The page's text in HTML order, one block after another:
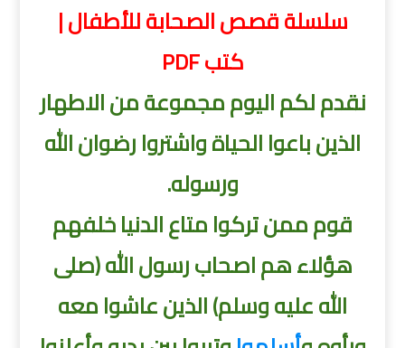
سلسلة قصص الصحابة للأطفال |
كتب PDF
نقدم لكم اليوم مجموعة من الاطهار
الذين باعوا الحياة واشتروا رضوان الله
ورسوله.
قوم ممن تركوا متاع الدنيا خلفهم
هؤلاء هم اصحاب رسول الله (صلى
الله عليه وسلم) الذين عاشوا معه